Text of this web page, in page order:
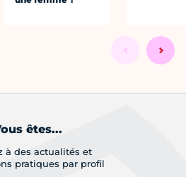
êtes...
à des actualités et
pratiques par profil